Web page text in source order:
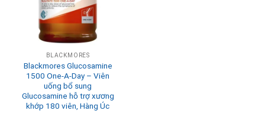
BLACKMORES
Blackmores Glucosamine
1500 One-A-Day – Viên
uống bổ sung
Glucosamine hỗ trợ xương
khớp 180 viên, Hàng Úc